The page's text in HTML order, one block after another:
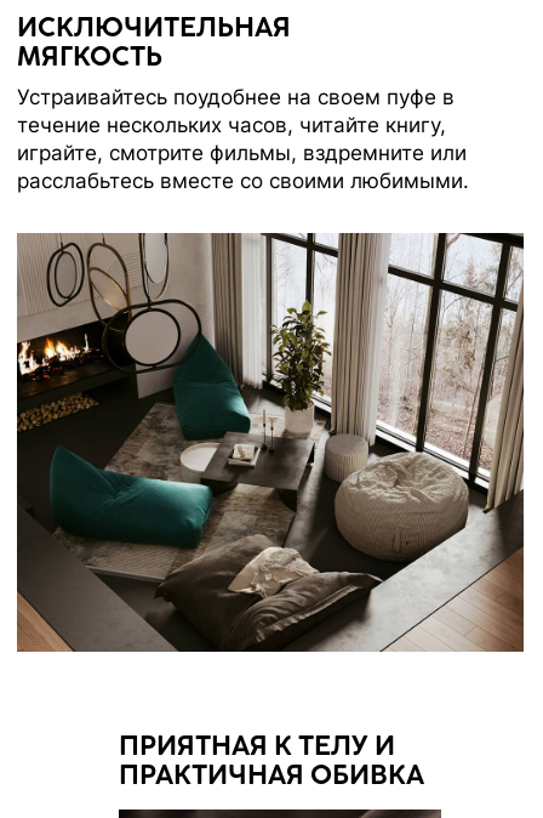
СОЗДАВАЙТЕ УЮТ С НАМИ
Все материалы, размещенные на этом сайте, защищены законом об авторских
правах. Копирование, воспроизведение, распространение или модификация
Политика конфиденциальности
Каталог
Доставка и оплата
Контакты Оферта
Отзывы
Сотрудничество
Медиаприсутствие
Распродажа